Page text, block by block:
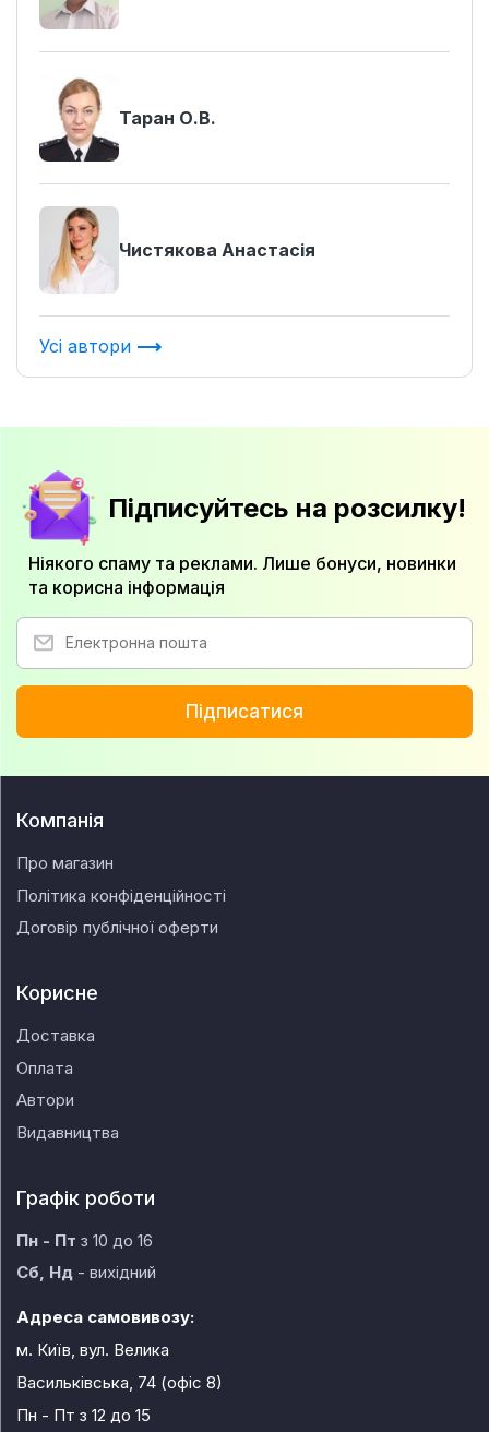
Таран О.В.
Чистякова Анастасія
Усі автори
Підписуйтесь на розсилку!
Ніякого спаму та реклами. Лише бонуси, новинки
та корисна інформація
Підписатися
Компанія
Про магазин
Політика конфіденційності
Договір публічної оферти
Корисне
Доставка
Оплата
Автори
Видавництва
Графік роботи
Пн - Пт з 10 до 16
Сб, Нд - вихідний
Адреса самовивозу:
м. Київ, вул. Велика
Васильківська, 74 (офіс 8)
Пн - Пт з 12 до 15